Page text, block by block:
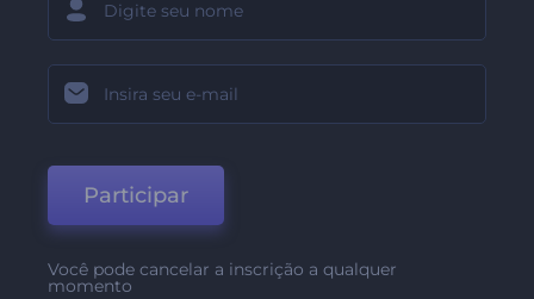
Participar
Você pode cancelar a inscrição a qualquer
momento